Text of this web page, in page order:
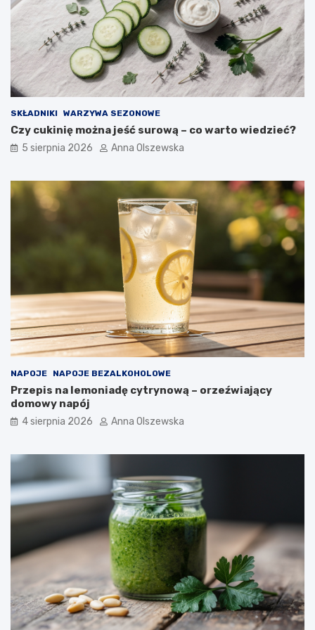
ć
d
n
o
w
o
z
e
s
k
SKŁADNIKI WARZYWA SEZONOWE
Czy cukinię można jeść surową – co warto wiedzieć?
5 sierpnia 2026 Anna Olszewska
NAPOJE NAPOJE BEZALKOHOLOWE
Przepis na lemoniadę cytrynową – orzeźwiający
domowy napój
4 sierpnia 2026 Anna Olszewska